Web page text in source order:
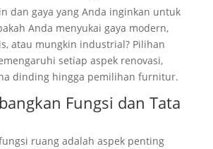
dan gaya yang Anda inginkan untuk
Anda menyukai gaya modern,
atau mungkin industrial? Pilihan
setiap aspek renovasi,
dinding hingga pemilihan furnitur.
Fungsi dan Tata
ruang adalah aspek penting